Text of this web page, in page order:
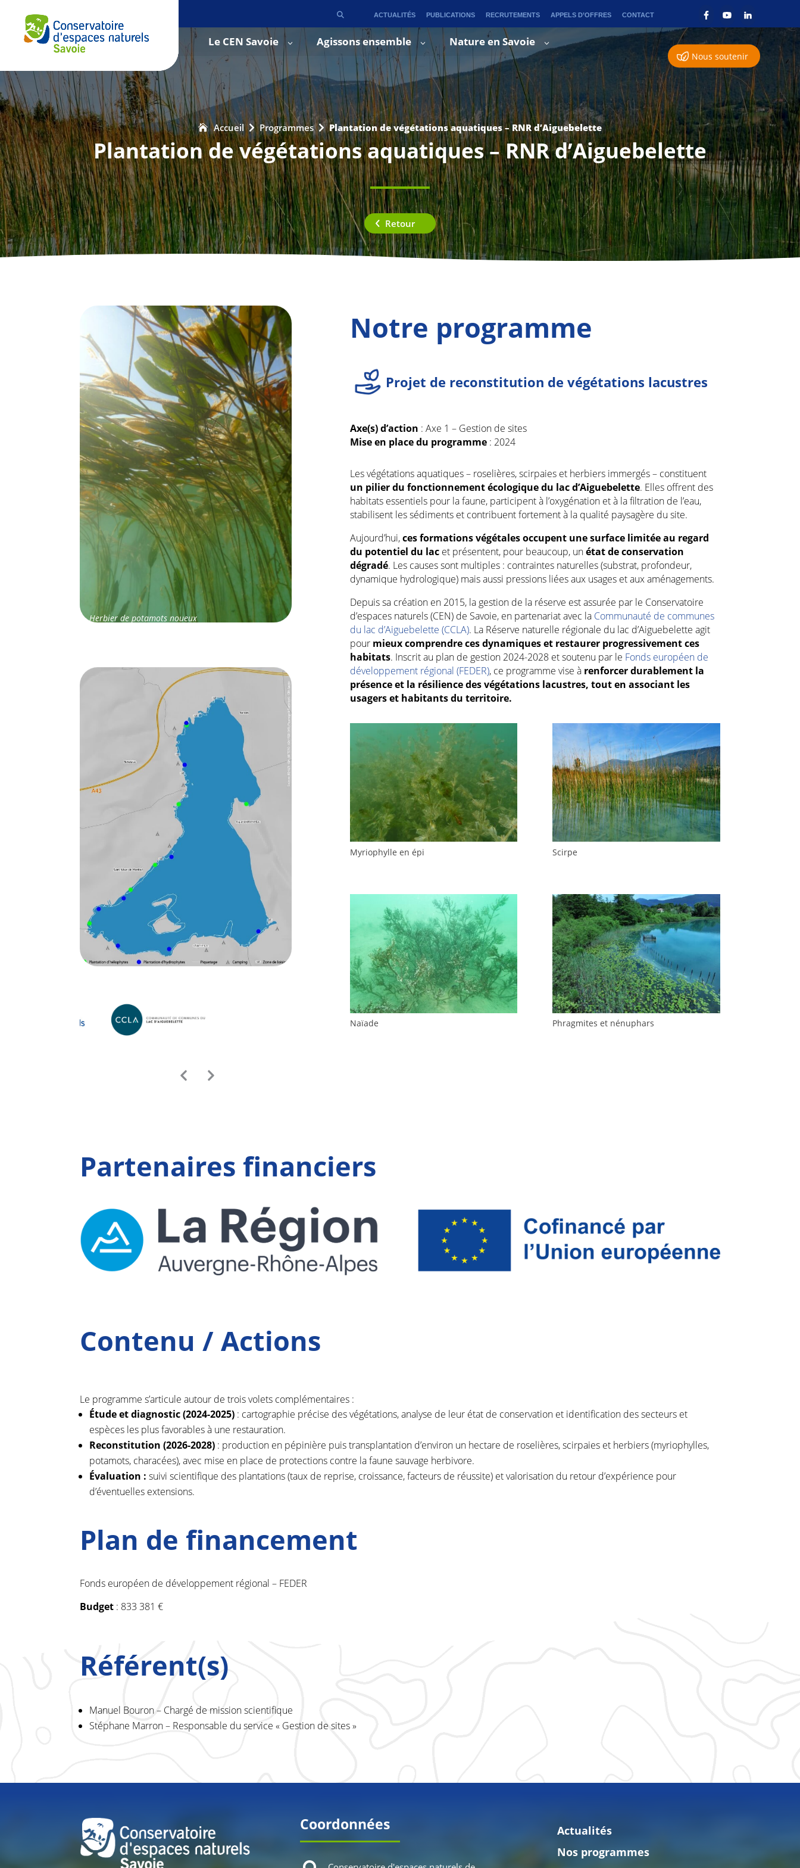
ACTUALITÉS PUBLICATIONS RECRUTEMENTS APPELS D’OFFRES CONTACT
Le CEN Savoie Agissons ensemble Nature en Savoie
Nous soutenir
Accueil  Programmes  Plantation de végétations aquatiques – RNR d’Aiguebelette
Plantation de végétations aquatiques – RNR d’Aiguebelette
Retour
Herbier de potamots noueux
Notre programme
Projet de reconstitution de végétations lacustres
Axe(s) d’action : Axe 1 – Gestion de sites
Mise en place du programme : 2024
Les végétations aquatiques – roselières, scirpaies et herbiers immergés – constituent
un pilier du fonctionnement écologique du lac d’Aiguebelette. Elles offrent des
habitats essentiels pour la faune, participent à l’oxygénation et à la filtration de l’eau,
stabilisent les sédiments et contribuent fortement à la qualité paysagère du site.
Aujourd’hui,ces formations végétales occupent une surface limitée au regard
du potentiel du lac et présentent, pour beaucoup, unétat de conservation
dégradé. Les causes sont multiples : contraintes naturelles (substrat, profondeur,
dynamique hydrologique) mais aussi pressions liées aux usages et aux aménagements.
Depuis sa création en 2015, la gestion de la réserve est assurée par le Conservatoire
d’espaces naturels (CEN) de Savoie, en partenariat avec la Communauté de communes
du lac d’Aiguebelette (CCLA). La Réserve naturelle régionale du lac d’Aiguebelette agit
pour mieux comprendre ces dynamiques et restaurer progressivement ces
habitats. Inscrit au plan de gestion 2024-2028 et soutenu par le Fonds européen de
développement régional (FEDER), ce programme vise à renforcer durablement la
présence et la résilience des végétations lacustres, tout en associant les
usagers et habitants du territoire.
Myriophylle en épi Scirpe
Naïade Phragmites et nénuphars
Partenaires financiers
Contenu / Actions
Le programme s’articule autour de trois volets complémentaires :
Étude et diagnostic (2024-2025) : cartographie précise des végétations, analyse de leur état de conservation et identification des secteurs et
espèces les plus favorables à une restauration.
Reconstitution (2026-2028) : production en pépinière puis transplantation d’environ un hectare de roselières, scirpaies et herbiers (myriophylles,
potamots, characées), avec mise en place de protections contre la faune sauvage herbivore.
Évaluation : suivi scientifique des plantations (taux de reprise, croissance, facteurs de réussite) et valorisation du retour d’expérience pour
d’éventuelles extensions.
Plan de financement
Fonds européen de développement régional – FEDER
Budget : 833 381 €
Référent(s)
Manuel Bouron – Chargé de mission scientifique
Stéphane Marron – Responsable du service « Gestion de sites »
Coordonnées
Actualités
Nos programmes